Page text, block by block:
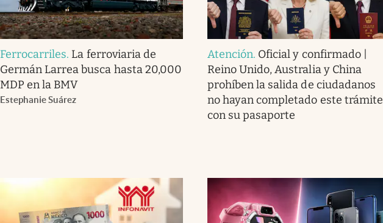
Ferrocarriles. La ferroviaria de
Germán Larrea busca hasta 20,000
MDP en la BMV
Estephanie Suárez
Atención. Oficial y confirmado |
Reino Unido, Australia y China
prohíben la salida de ciudadanos
no hayan completado este trámite
con su pasaporte